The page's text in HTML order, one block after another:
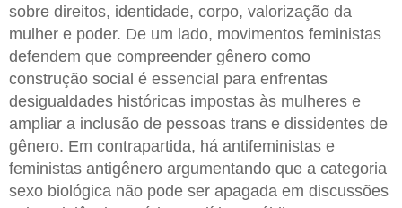
sobre direitos, identidade, corpo, valorização da
mulher e poder. De um lado, movimentos feministas
defendem que compreender gênero como
construção social é essencial para enfrentas
desigualdades históricas impostas às mulheres e
ampliar a inclusão de pessoas trans e dissidentes de
gênero. Em contrapartida, há antifeministas e
feministas antigênero argumentando que a categoria
sexo biológica não pode ser apagada em discussões